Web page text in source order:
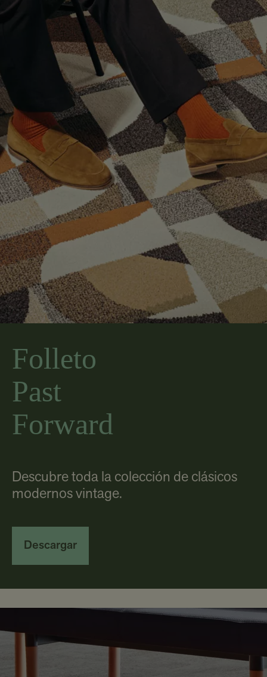
Folleto
Past
Forward
Descubre toda la colección de clásicos
modernos vintage.
Descargar